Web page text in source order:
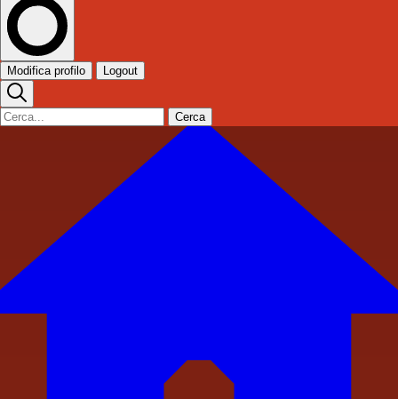
Modifica profilo Logout
Cerca